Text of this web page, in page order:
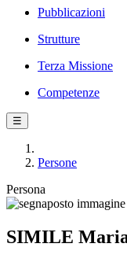
Pubblicazioni
Strutture
Terza Missione
Competenze
☰
Persone
Persona
SIMILE